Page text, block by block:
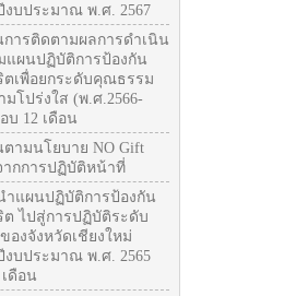
งบประมาณ พ.ศ. 2567
การติดตามผลการดำเนิน
แผนปฏิบัติการป้องกัน
ตเพื่อยกระดับคุณธรรม
มโปร่งใส (พ.ศ.2566-
บ 12 เดือน
ตามนโยบาย NO Gift
ากการปฏิบัติหน้าที่
ำแผนปฏิบัติการป้องกัน
ต ไปสู่การปฏิบัติระดับ
องจังหวัดเชียงใหม่
งบประมาณ พ.ศ. 2565
ดือน